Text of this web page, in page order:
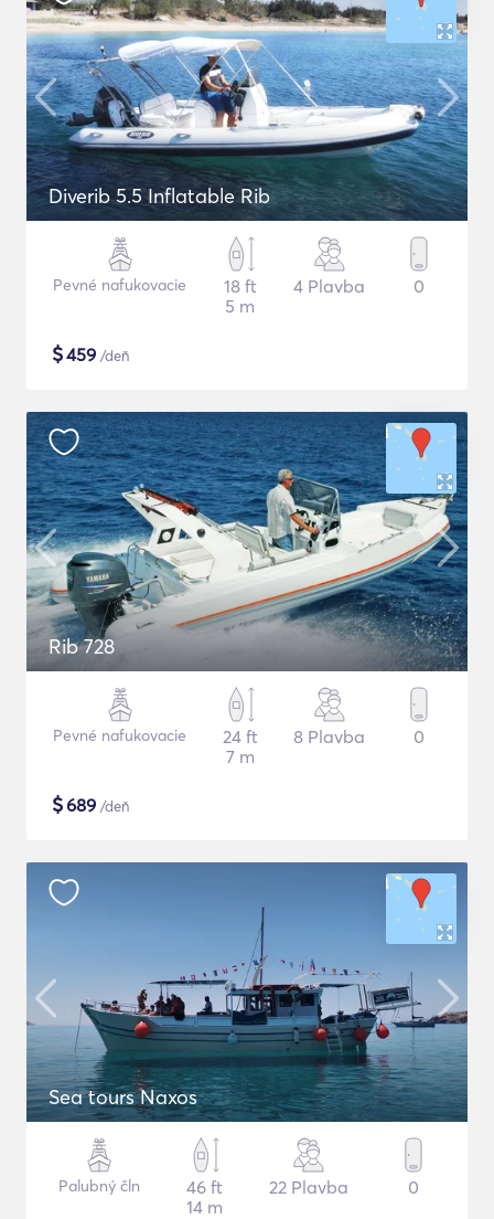
Diverib 5.5 Inflatable Rib
Pevné nafukovacie
18 ft
5 m
4 Plavba 0
$459 /deň
Rib 728
Pevné nafukovacie
24 ft
7 m
8 Plavba 0
$689 /deň
Sea tours Naxos
Palubný čln
46 ft
14 m
22 Plavba 0